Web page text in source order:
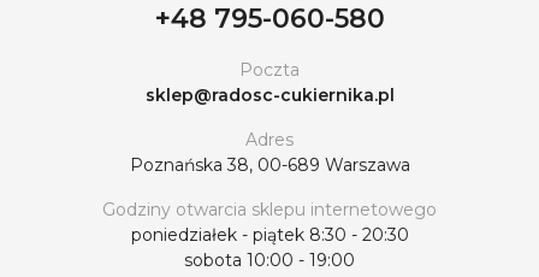
+48 795-060-580
Poczta
sklep@radosc-cukiernika.pl
Adres
Poznańska 38, 00-689 Warszawa
Godziny otwarcia sklepu internetowego
poniedziałek - piątek 8:30 - 20:30
sobota 10:00 - 19:00